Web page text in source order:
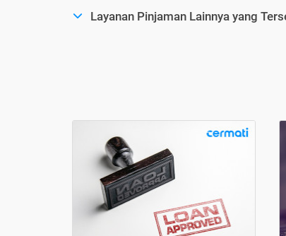
Layanan Pinjaman Lainnya yang